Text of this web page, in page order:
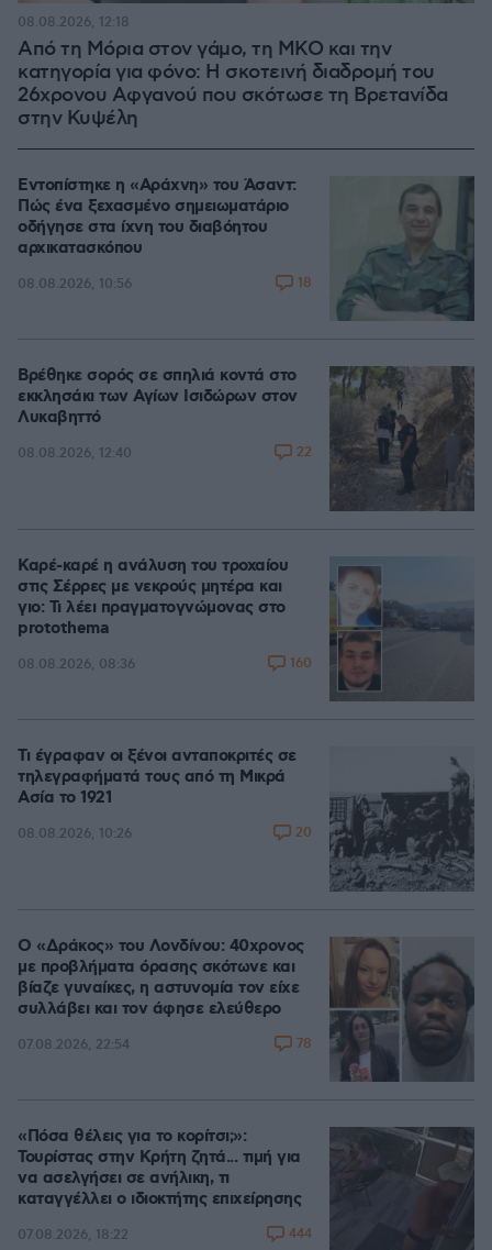
Από τη Μόρια στον γάμο, τη ΜΚΟ και την
κατηγορία για φόνο: Η σκοτεινή διαδρομή του
26χρονου Αφγανού που σκότωσε τη Βρετανίδα
στην Κυψέλη
08.08.2026, 12:18
Εντοπίστηκε η «Αράχνη» του Άσαντ:
Πώς ένα ξεχασμένο σημειωματάριο
οδήγησε στα ίχνη του διαβόητου
αρχικατασκόπου
08.08.2026, 10:56 18
Βρέθηκε σορός σε σπηλιά κοντά στο
εκκλησάκι των Αγίων Ισιδώρων στον
Λυκαβηττό
08.08.2026, 12:40 22
Καρέ-καρέ η ανάλυση του τροχαίου
στις Σέρρες με νεκρούς μητέρα και
γιο: Τι λέει πραγματογνώμονας στο
protothema
08.08.2026, 08:36 160
Τι έγραφαν οι ξένοι ανταποκριτές σε
τηλεγραφήματά τους από τη Μικρά
Ασία το 1921
08.08.2026, 10:26 20
Ο «Δράκος» του Λονδίνου: 40χρονος
με προβλήματα όρασης σκότωνε και
βίαζε γυναίκες, η αστυνομία τον είχε
συλλάβει και τον άφησε ελεύθερο
07.08.2026, 22:54 78
«Πόσα θέλεις για το κορίτσι;»:
Τουρίστας στην Κρήτη ζητά... τιμή για
να ασελγήσει σε ανήλικη, τι
καταγγέλλει ο ιδιοκτήτης επιχείρησης
07.08.2026, 18:22 444